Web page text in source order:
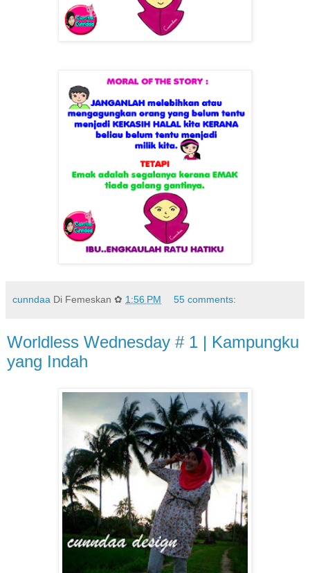
cunndaa Di Femeskan ✿ 1:56 PM 55 comments:
Worldless Wednesday # 1 | Kampungku
yang Indah